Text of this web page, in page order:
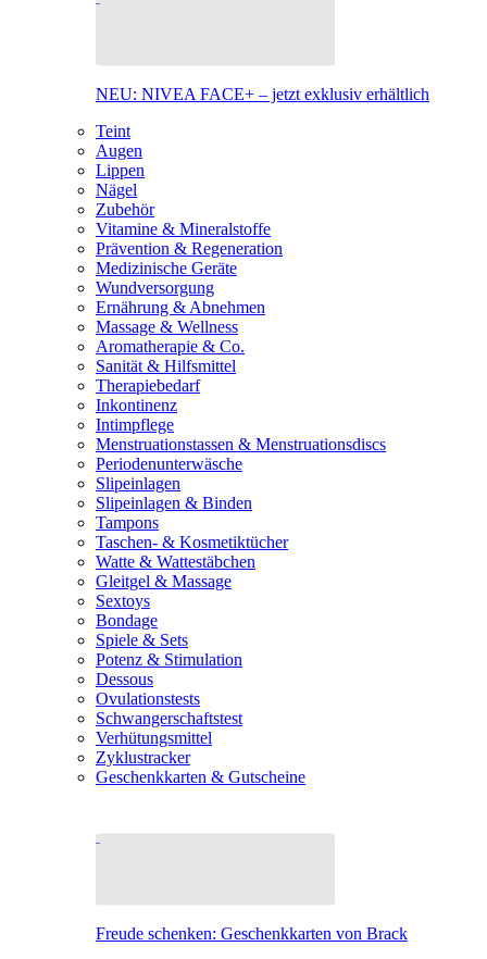
NEU: NIVEA FACE+ – jetzt exklusiv erhältlich
Teint
Augen
Lippen
Nägel
Zubehör
Vitamine & Mineralstoffe
Prävention & Regeneration
Medizinische Geräte
Wundversorgung
Ernährung & Abnehmen
Massage & Wellness
Aromatherapie & Co.
Sanität & Hilfsmittel
Therapiebedarf
Inkontinenz
Intimpflege
Menstruationstassen & Menstruationsdiscs
Periodenunterwäsche
Slipeinlagen
Slipeinlagen & Binden
Tampons
Taschen- & Kosmetiktücher
Watte & Wattestäbchen
Gleitgel & Massage
Sextoys
Bondage
Spiele & Sets
Potenz & Stimulation
Dessous
Ovulationstests
Schwangerschaftstest
Verhütungsmittel
Zyklustracker
Geschenkkarten & Gutscheine
Freude schenken: Geschenkkarten von Brack